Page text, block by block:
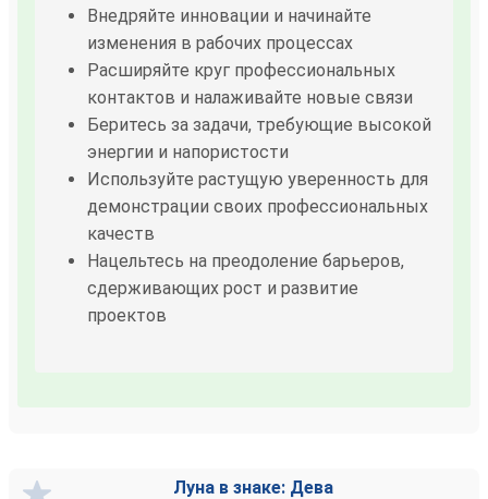
Внедряйте инновации и начинайте
изменения в рабочих процессах
Расширяйте круг профессиональных
контактов и налаживайте новые связи
Беритесь за задачи, требующие высокой
энергии и напористости
Используйте растущую уверенность для
демонстрации своих профессиональных
качеств
Нацельтесь на преодоление барьеров,
сдерживающих рост и развитие
проектов
Луна в знаке: Дева